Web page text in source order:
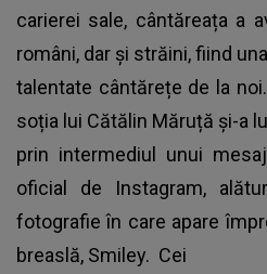
carierei sale, cântăreața a
români, dar și străini, fiind
talentate cântărețe de la
soția lui Cătălin Măruță și-a
prin intermediul unui
oficial de Instagram,
fotografie în care apare
breaslă, Smiley. Cei